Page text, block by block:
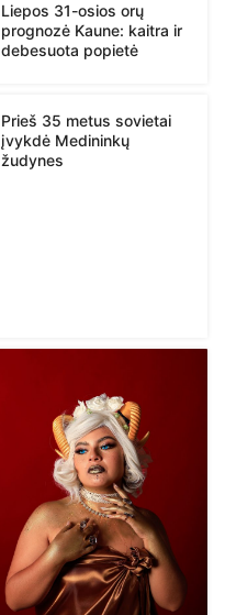
Liepos 31-osios orų
prognozė Kaune: kaitra ir
debesuota popietė
Prieš 35 metus sovietai
įvykdė Medininkų
žudynes